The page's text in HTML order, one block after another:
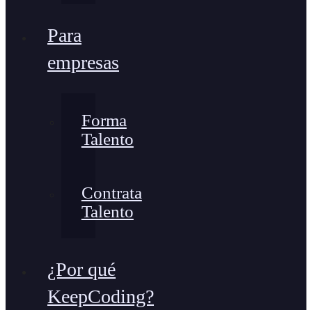
Para
empresas
Forma
Talento
Contrata
Talento
¿Por qué
KeepCoding?